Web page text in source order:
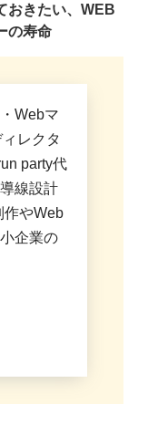
おきたい、WEB
の寿命
Webマ
レクタ
party代
線設計
作やWeb
企業の